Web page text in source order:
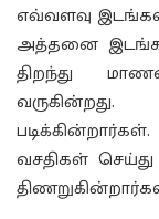
எவ்வளவு
அத்தனை
திறந்து
வசதிகள்